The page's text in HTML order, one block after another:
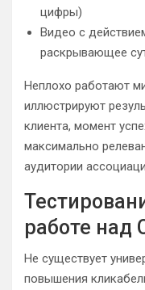
цифры)
Видео с
раскрывающее
Неплохо работают
иллюстрируют
клиента, момент
максимально
аудитории
работе над
Не существует
повышения